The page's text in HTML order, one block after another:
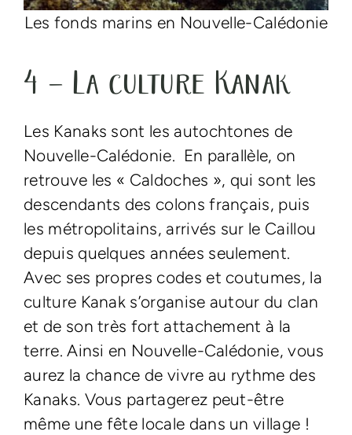
Les fonds marins en Nouvelle-Calédonie
4 – La culture Kanak
Les Kanaks sont les autochtones de
Nouvelle-Calédonie. En parallèle, on
retrouve les « Caldoches », qui sont les
descendants des colons français, puis
les métropolitains, arrivés sur le Caillou
depuis quelques années seulement.
Avec ses propres codes et coutumes, la
culture Kanak s’organise autour du clan
et de son très fort attachement à la
terre. Ainsi en Nouvelle-Calédonie, vous
aurez la chance de vivre au rythme des
Kanaks. Vous partagerez peut-être
même une fête locale dans un village !